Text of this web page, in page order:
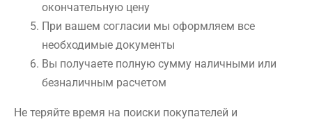
окончательную цену
При вашем согласии мы оформляем все
необходимые документы
Вы получаете полную сумму наличными или
безналичным расчетом
Не теряйте время на поиски покупателей и